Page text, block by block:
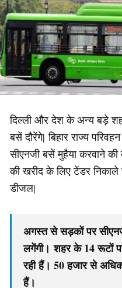
दिल्ली और देश के अन्य बड़े
बसें दौरेंगे| बिहार राज्य
सीएनजी बसें मुहैया करवाने
की खरीद के लिए टेंडर
डीजल|
अगस्त से सड़कों पर
लगेंगी। शहर के 14 रूटों
रही हैं। 50 हजार से अधिक
हैं।